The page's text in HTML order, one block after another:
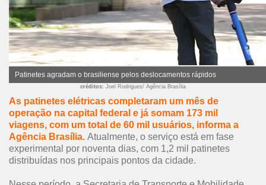
Patinetes agradam o brasiliense pelos deslocamentos rápidos
créditos: Joel Rodrigues/ Agência Brasília
As patinetes elétricas completaram um mês de
operação na capital federal e já somam 173 mil
viagens, com um total de 60 mil usuários, informa a
Agência Brasília. Atualmente, o serviço está em fase
experimental por noventa dias, com 1,2 mil patinetes
distribuídas nos principais pontos da cidade.